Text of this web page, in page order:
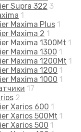
Supra 322 3
1
Maxima Plus 1
Maxima 2 1
Maxima 1300Mt 1
Maxima 1300 1
Maxima 1200Mt 1
Maxima 1200 1
Maxima 1000 1
17
2
Xarios 600 1
Xarios 500Mt 1
Xarios 500 1